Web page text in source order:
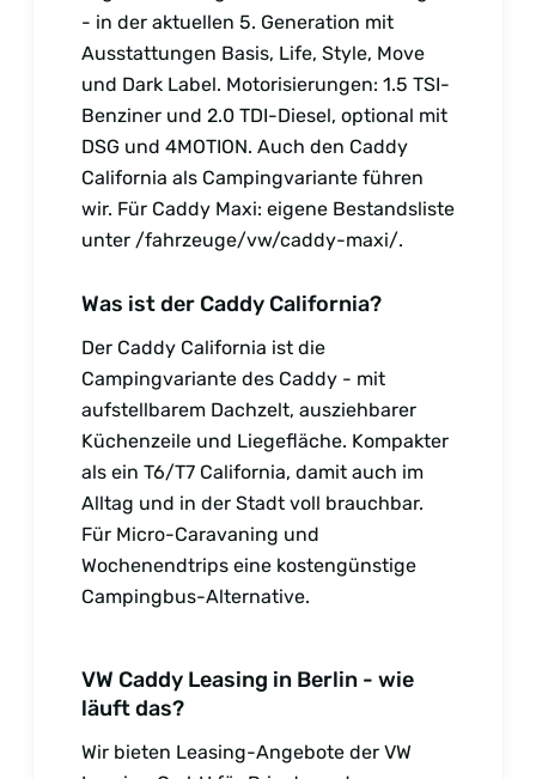
- in der aktuellen 5. Generation mit
Ausstattungen Basis, Life, Style, Move
und Dark Label. Motorisierungen: 1.5 TSI-
Benziner und 2.0 TDI-Diesel, optional mit
DSG und 4MOTION. Auch den Caddy
California als Campingvariante führen
wir. Für Caddy Maxi: eigene Bestandsliste
unter /fahrzeuge/vw/caddy-maxi/.
Was ist der Caddy California?
Der Caddy California ist die
Campingvariante des Caddy - mit
aufstellbarem Dachzelt, ausziehbarer
Küchenzeile und Liegefläche. Kompakter
als ein T6/T7 California, damit auch im
Alltag und in der Stadt voll brauchbar.
Für Micro-Caravaning und
Wochenendtrips eine kostengünstige
Campingbus-Alternative.
VW Caddy Leasing in Berlin - wie
läuft das?
Wir bieten Leasing-Angebote der VW